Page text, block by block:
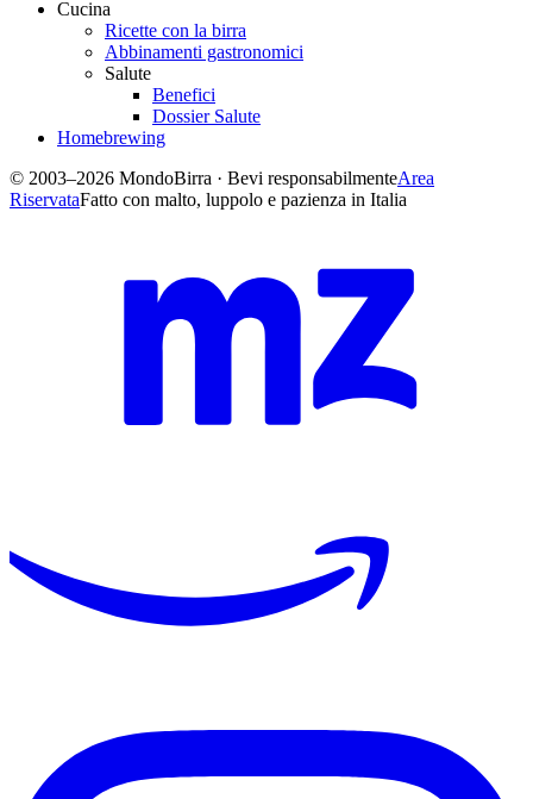
Cucina
Ricette con la birra
Abbinamenti gastronomici
Salute
Benefici
Dossier Salute
Homebrewing
© 2003–2026 MondoBirra · Bevi responsabilmenteArea
RiservataFatto con malto, luppolo e pazienza in Italia